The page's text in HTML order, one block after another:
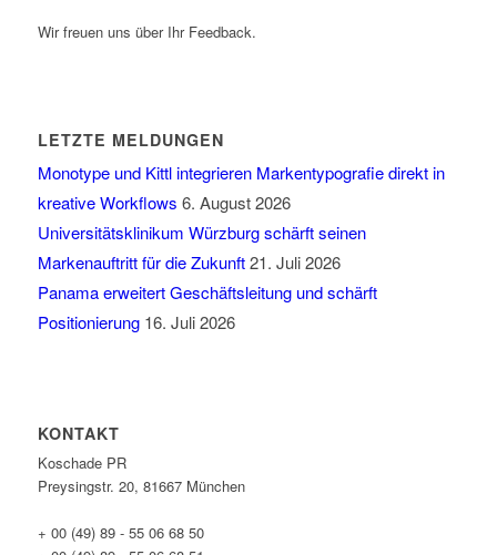
Wir freuen uns über Ihr Feedback.
LETZTE MELDUNGEN
Monotype und Kittl integrieren Markentypografie direkt in
kreative Workflows 6. August 2026
Universitätsklinikum Würzburg schärft seinen
Markenauftritt für die Zukunft 21. Juli 2026
Panama erweitert Geschäftsleitung und schärft
Positionierung 16. Juli 2026
KONTAKT
Koschade PR
Preysingstr. 20, 81667 München
+ 00 (49) 89 - 55 06 68 50